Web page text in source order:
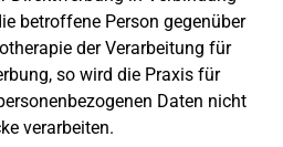
betroffene Person gegenüber
der Verarbeitung für
so wird die Praxis für
Daten nicht
verarbeiten.